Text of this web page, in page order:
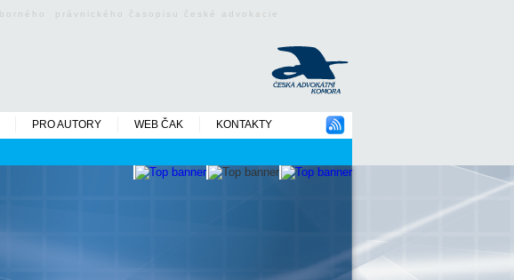
právnického časopisu české advokacie
PRO AUTORY WEB ČAK KONTAKTY